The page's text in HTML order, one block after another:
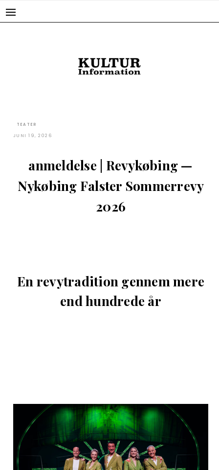
TEATER
JUNI 19, 2026
anmeldelse | Revykøbing —
Nykøbing Falster Sommerrevy
2026
En revytradition gennem mere
end hundrede år